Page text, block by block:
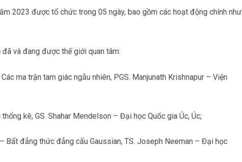
2023 được tổ chức trong 05 ngày, bao gồm các hoạt động chính như
và đang được thế giới quan tâm:
ma trận tam giác ngẫu nhiên, PGS. Manjunath Krishnapur – Viện
kê, GS. Shahar Mendelson – Đại học Quốc gia Úc, Úc;
Bất đẳng thức đẳng cấu Gaussian, TS. Joseph Neeman – Đại học